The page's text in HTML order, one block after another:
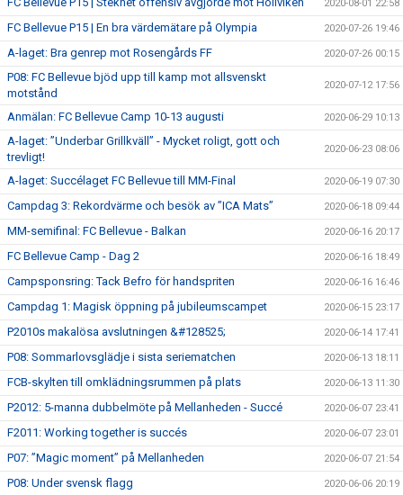
2020-08-01 22:58
FC Bellevue P15 | En bra värdemätare på Olympia 2020-07-26 19:46
A-laget: Bra genrep mot Rosengårds FF 2020-07-26 00:15
P08: FC Bellevue bjöd upp till kamp mot allsvenskt
motstånd
2020-07-12 17:56
Anmälan: FC Bellevue Camp 10-13 augusti 2020-06-29 10:13
A-laget: ”Underbar Grillkväll” - Mycket roligt, gott och
trevligt!
2020-06-23 08:06
A-laget: Succélaget FC Bellevue till MM-Final 2020-06-19 07:30
Campdag 3: Rekordvärme och besök av ”ICA Mats” 2020-06-18 09:44
MM-semifinal: FC Bellevue - Balkan 2020-06-16 20:17
FC Bellevue Camp - Dag 2 2020-06-16 18:49
Campsponsring: Tack Befro för handspriten 2020-06-16 16:46
Campdag 1: Magisk öppning på jubileumscampet 2020-06-15 23:17
P2010s makalösa avslutningen &#128525; 2020-06-14 17:41
P08: Sommarlovsglädje i sista seriematchen 2020-06-13 18:11
FCB-skylten till omklädningsrummen på plats 2020-06-13 11:30
P2012: 5-manna dubbelmöte på Mellanheden - Succé 2020-06-07 23:41
F2011: Working together is succés 2020-06-07 23:01
P07: ”Magic moment” på Mellanheden 2020-06-07 21:54
P08: Under svensk flagg 2020-06-06 20:19